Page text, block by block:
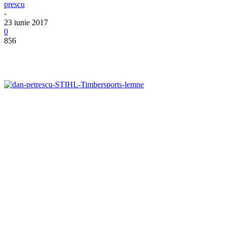
prescu
-
23 iunie 2017
0
856